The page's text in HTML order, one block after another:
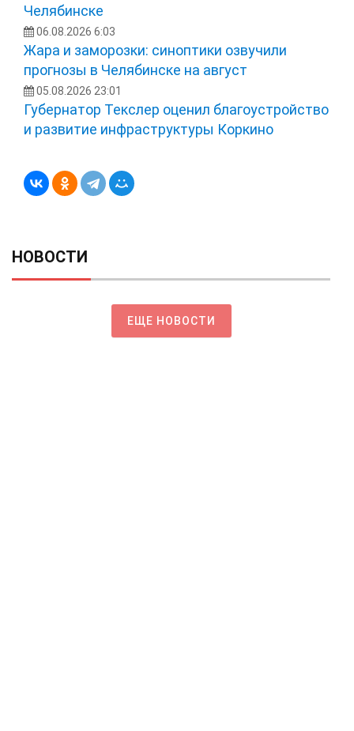
Челябинске
06.08.2026 6:03
Жара и заморозки: синоптики озвучили
прогнозы в Челябинске на август
05.08.2026 23:01
Губернатор Текслер оценил благоустройство
и развитие инфраструктуры Коркино
НОВОСТИ
ЕЩЕ НОВОСТИ